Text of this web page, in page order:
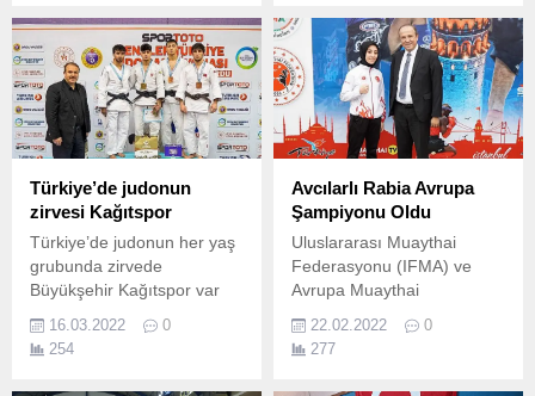
Bodrum’da başlıyor.
Türkiye’de judonun
zirvesi Kağıtspor
Türkiye’de judonun her yaş
grubunda zirvede
Büyükşehir Kağıtspor var
tarafından Ordu’da 61 ilden
yaklaşık 800 sporcunun
16.03.2022
0
254
Avcılarlı Rabia Avrupa
Şampiyonu Oldu
Uluslararası Muaythai
Federasyonu (IFMA) ve
Avrupa Muaythai
ile düzenlenen Avrupa
Muaythai Şampiyonası, 13-
22.02.2022
0
277